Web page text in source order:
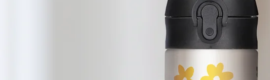
Créez quelque chose d’unique en quelques étapes – avec son prénom,